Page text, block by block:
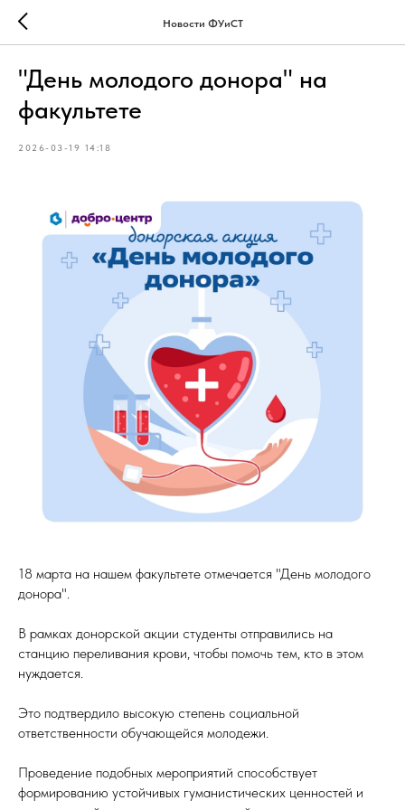
Новости ФУиСТ
"День молодого донора" на
факультете
2026-03-19 14:18
18 марта на нашем факультете отмечается "День молодого
донора".
В рамках донорской акции студенты отправились на
станцию переливания крови, чтобы помочь тем, кто в этом
нуждается.
Это подтвердило высокую степень социальной
ответственности обучающейся молодежи.
Проведение подобных мероприятий способствует
формированию устойчивых гуманистических ценностей и